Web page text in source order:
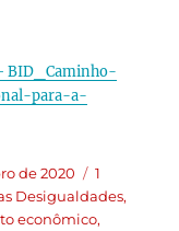
BID_Caminho-
para-a-
de 2020
1
Desigualdades,
econômico,